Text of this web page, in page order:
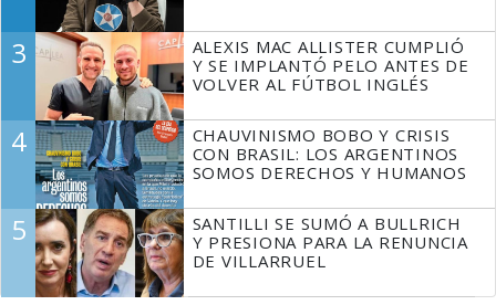
3
ALEXIS MAC ALLISTER CUMPLIÓ
Y SE IMPLANTÓ PELO ANTES DE
VOLVER AL FÚTBOL INGLÉS
4
CHAUVINISMO BOBO Y CRISIS
CON BRASIL: LOS ARGENTINOS
SOMOS DERECHOS Y HUMANOS
5
SANTILLI SE SUMÓ A BULLRICH
Y PRESIONA PARA LA RENUNCIA
DE VILLARRUEL